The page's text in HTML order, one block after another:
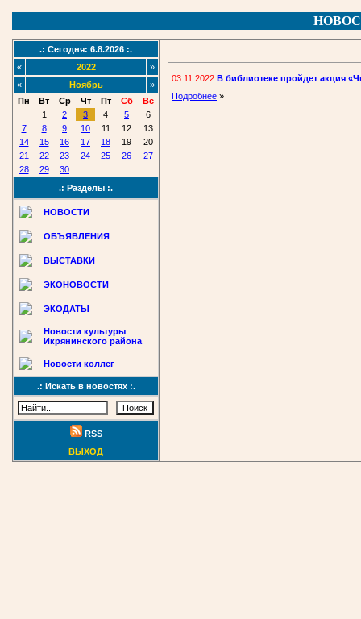
.: Сегодня: 6.8.2026 :.
«
2022
»
«
Ноябрь
»
Пн
Вт Ср Чт Пт Сб
Вс
1
2 3 4 5
6
7
8 9 10 11 12
13
14
15 16 17 18 19
20
21
22 23 24 25 26
27
28
29
30
.: Разделы :.
НОВОСТИ
ОБЪЯВЛЕНИЯ
ВЫСТАВКИ
ЭКОНОВОСТИ
ЭКОДАТЫ
Новости культуры
Икрянинского района
Новости коллег
.: Искать в новостях :.
RSS
ВЫХОД
03.11.2022 В библиотеке пройдет акция
Подробнее »